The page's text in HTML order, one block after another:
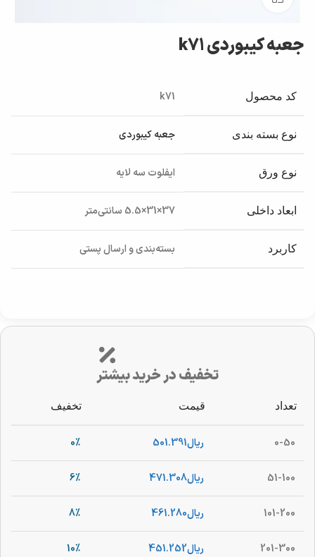
جعبه کیبوردی k71
کد محصول k71
نوع بسته بندی جعبه کیبوردی
نوع ورق ایفلوت سه لایه
ابعاد داخلی 37×31×5.5 سانتی‌متر
کاربرد بسته‌بندی و ارسال پستی
تخفیف در خرید بیشتر
تعداد قیمت تخفیف
0-50 ریال501.391
0%
51-100 ریال471.308
6%
101-200 ریال461.280
8%
201-300 ریال451.252
10%